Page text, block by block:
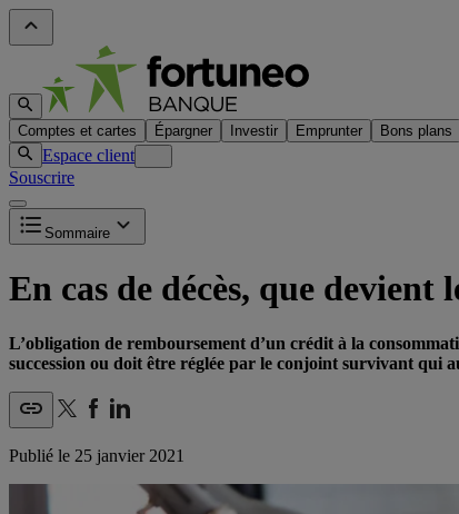
Comptes et cartes Épargner Investir Emprunter Bons plans
Espace client
Souscrire
Sommaire
En cas de décès, que
L’obligation de remboursement d’un crédit à la
succession ou doit être réglée par le conjoint survivant qui
Publié le 25 janvier 2021